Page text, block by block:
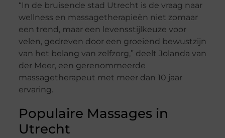
“In de bruisende stad Utrecht is de vraag naar
wellness en massagetherapieën niet zomaar
een trend, maar een levensstijlkeuze voor
velen, gedreven door een groeiend bewustzijn
van het belang van zelfzorg,” deelt Jolanda van
der Meer, een gerenommeerde
massagetherapeut met meer dan 10 jaar
ervaring.
Populaire Massages in
Utrecht